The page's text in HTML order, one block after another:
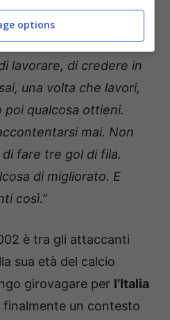
ha parlato di recente sul
“Vi dico la verità, io
lavorare, di credere in
una volta che lavori,
poi qualcosa ottieni.
mai. Non
fare tre gol di fila.
di migliorato. E
così.”
è tra gli attaccanti
sua età del calcio
girovagare per l’Italia
un contesto
options